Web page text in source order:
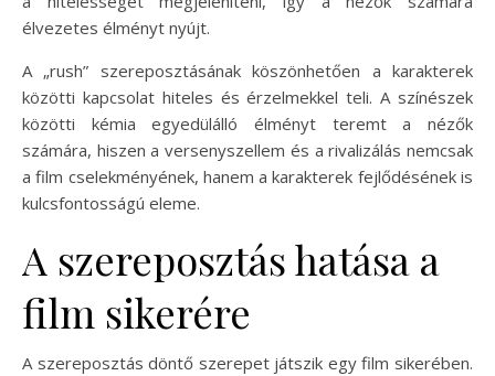
élvezetes élményt nyújt.
A „rush” szereposztásának köszönhetően a karakterek
közötti kapcsolat hiteles és érzelmekkel teli. A színészek
közötti kémia egyedülálló élményt teremt a nézők
számára, hiszen a versenyszellem és a rivalizálás nemcsak
a film cselekményének, hanem a karakterek fejlődésének is
kulcsfontosságú eleme.
A szereposztás hatása a
film sikerére
A szereposztás döntő szerepet játszik egy film sikerében.